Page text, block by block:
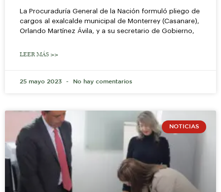
La Procuraduría General de la Nación formuló pliego de
cargos al exalcalde municipal de Monterrey (Casanare),
Orlando Martínez Ávila, y a su secretario de Gobierno,
LEER MÁS >>
25 mayo 2023 No hay comentarios
NOTICIAS